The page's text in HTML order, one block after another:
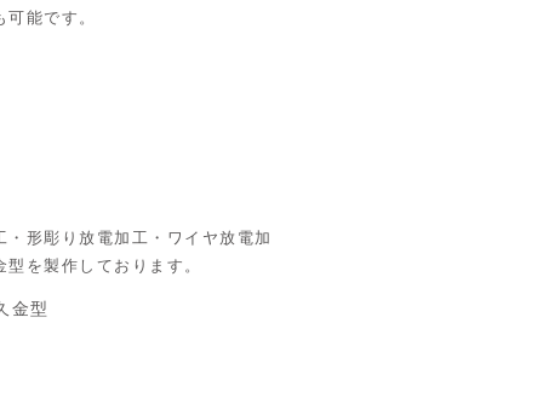
能です。
形彫り放電加工・ワイヤ放電加
を製作しております。
金型